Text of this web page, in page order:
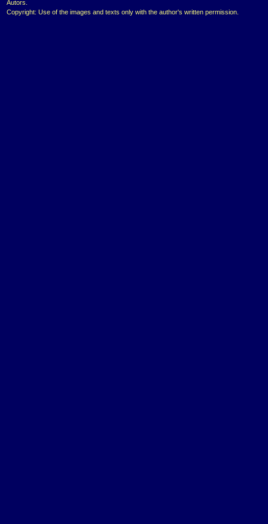
Autors.
Copyright: Use of the images and texts only with the author's written permission.